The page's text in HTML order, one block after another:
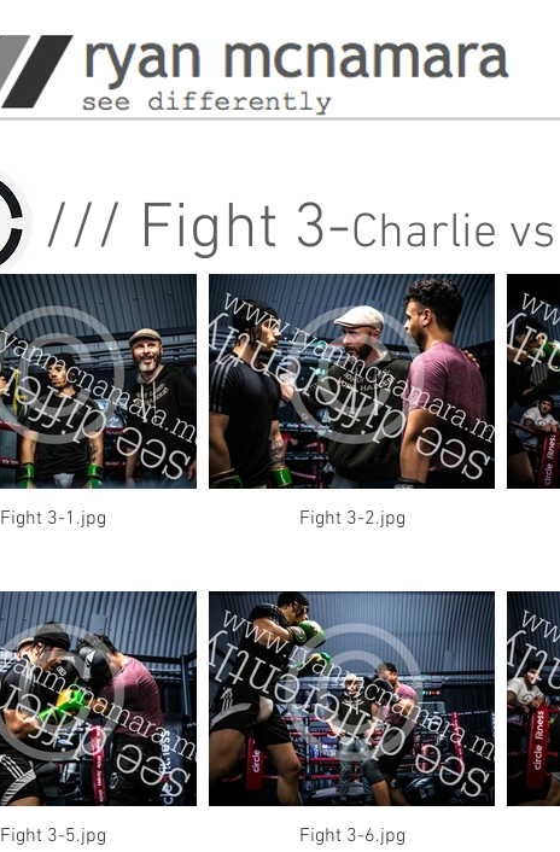
/// Fight 3-Charlie
Fight 3-1.jpg Fight 3-2.jpg
Fight 3-5.jpg Fight 3-6.jpg